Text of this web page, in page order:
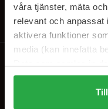
våra tjänster, mäta
relevant och anpassat
aktivera funktioner
media (kan innefatta
Genom att trycka på
alla cookies, medan
användningen av
Ved å abonnere godtar du
av når som helst.